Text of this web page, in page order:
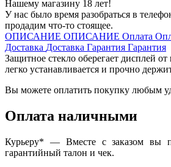
Нашему магазину 18 лет!
У нас было время разобраться в
продадим что-то стоящее.
ОПИСАНИЕ ОПИСАНИЕ Оплата
Доставка Доставка Гарантия Гарантия
Защитное стекло оберегает дисплей
легко устанавливается и прочно
Вы можете оплатить покупку любым
Оплата наличными
Курьеру* — Вместе с заказом вы
гарантийный талон и чек.